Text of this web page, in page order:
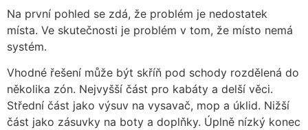
Na první pohled se zdá, že problém je nedostatek
místa. Ve skutečnosti je problém v tom, že místo nemá
systém.
Vhodné řešení může být skříň pod schody rozdělená do
několika zón. Nejvyšší část pro kabáty a delší věci.
Střední část jako výsuv na vysavač, mop a úklid. Nižší
část jako zásuvky na boty a doplňky. Úplně nízký konec